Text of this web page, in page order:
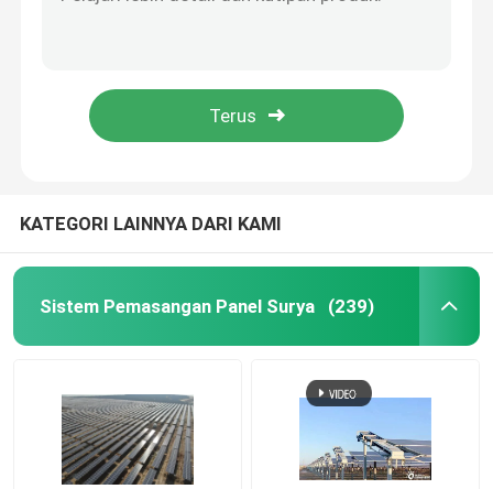
Rel Pemasangan Panel Surya
Penjepit Ujung Panel Surya
Dudukan Miring Panel Surya
Kait Atap Surya
KATEGORI LAINNYA DARI KAMI
Sistem Pemasangan Panel Surya (239)